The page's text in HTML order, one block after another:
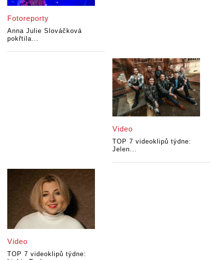
Fotoreporty
Anna Julie Slováčková
pokřtila...
Video
TOP 7 videoklipů týdne:
Jelen...
Video
TOP 7 videoklipů týdne: